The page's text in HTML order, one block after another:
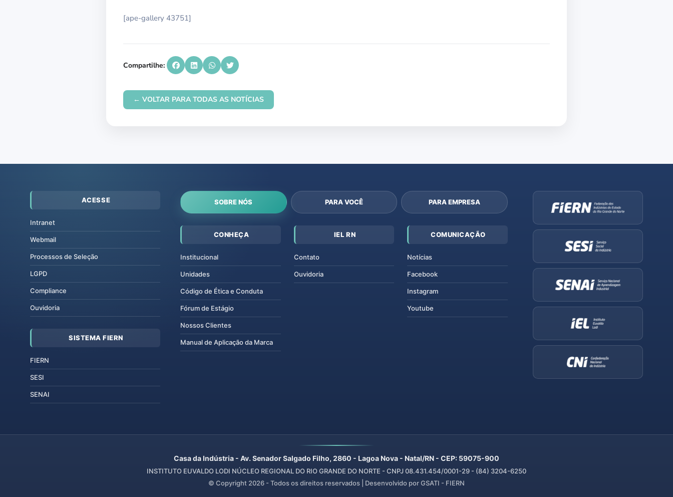
[ape-gallery 43751]
Compartilhe:
← VOLTAR PARA TODAS AS NOTÍCIAS
ACESSE
Intranet
Webmail
Processos de Seleção
LGPD
Compliance
Ouvidoria
SISTEMA FIERN
FIERN
SESI
SENAI
SOBRE NÓS PARA VOCÊ PARA EMPRESA
CONHEÇA
Institucional
Unidades
Código de Ética e Conduta
Fórum de Estágio
Nossos Clientes
Manual de Aplicação da Marca
IEL RN
Contato
Ouvidoria
COMUNICAÇÃO
Notícias
Facebook
Instagram
Youtube
Casa da Indústria - Av. Senador Salgado Filho, 2860 - Lagoa Nova - Natal/RN - CEP: 59075-900
INSTITUTO EUVALDO LODI NÚCLEO REGIONAL DO RIO GRANDE DO NORTE - CNPJ 08.431.454/0001-29 - (84) 3204-6250
© Copyright 2026 - Todos os direitos reservados | Desenvolvido por GSATI - FIERN